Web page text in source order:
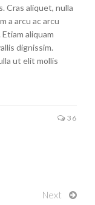
Cras aliquet, nulla
a arcu ac arcu
aliquam
dignissim.
ut elit mollis
36
Next